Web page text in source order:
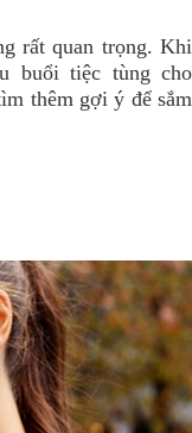
rất quan trọng. Khi
buổi tiệc tùng cho
thêm gợi ý để sắm